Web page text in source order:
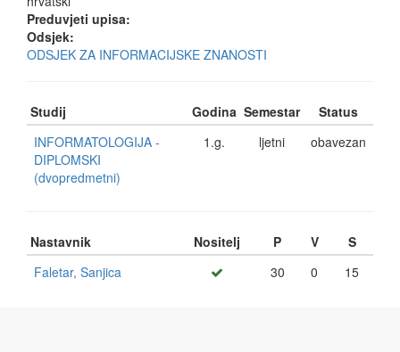
Preduvjeti upisa:
Odsjek:
ODSJEK ZA INFORMACIJSKE ZNANOSTI
Studij Godina Semestar
Status
INFORMATOLOGIJA -
DIPLOMSKI
(dvopredmetni)
1.g. ljetni obavezan
Nastavnik Nositelj P V
S
Faletar, Sanjica
30 0 15